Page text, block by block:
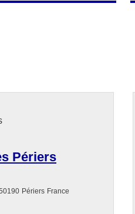
Périers
Périers France